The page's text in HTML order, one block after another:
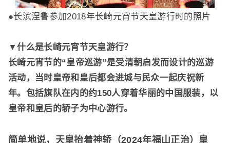
●长滨涅鲁参加2018年长崎元宵节天皇游行时的照片
▼什么是长崎元宵节天皇游行？
长崎元宵节的“皇帝巡游”是受清朝启发而设计的巡游
活动，当时皇帝和皇后都会进城与民众一起庆祝新
年。包括旗队在内的约150人穿着华丽的中国服装，以
皇帝和皇后的轿子为中心游行。
简单地说，天皇抬着神轿（2024年福山正治） 皇